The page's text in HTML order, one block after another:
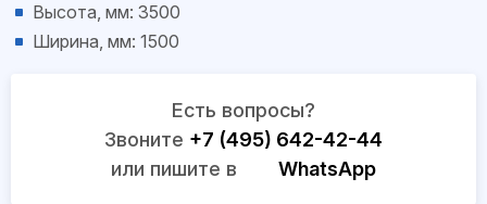
Высота, мм: 3500
Ширина, мм: 1500
Есть вопросы?
Звоните +7 (495) 642-42-44
или пишите в
WhatsApp